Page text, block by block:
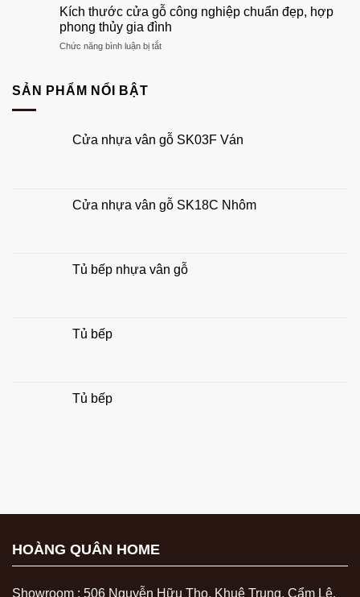
ấm
của
chuẩn
phong
đẹp,
thước
cửa
chính
4
lộc
Kích thước cửa gỗ công nghiệp chuẩn đẹp, hợp
phong thủy gia đình
Chức năng bình luận bị tắtở
chuẩn
thủy
gia
SẢN PHẨM NỔI BẬT
Cửa nhựa vân gỗ SK03F Ván
Cửa nhựa vân gỗ SK18C Nhôm
Tủ bếp nhựa vân gỗ
Tủ bếp
Tủ bếp
HOÀNG QUÂN HOME
Showroom : 506 Nguyễn Hữu Thọ, Khuê Trung, Cẩm Lệ,